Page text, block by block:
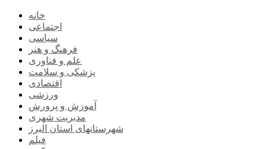
خانه
اجتماعی
سیاسی
فرهنگ و هنر
علم و فناوری
پزشکی و سلامت
اقتصادی
ورزشی
آموزش و پرورش
مدیریت شهری
شهرستانهای استان البرز
فیلم